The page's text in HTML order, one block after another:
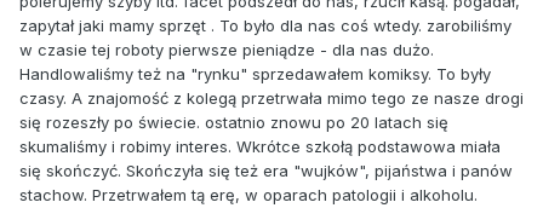
zapytał jaki mamy sprzęt . To było dla nas coś wtedy. zarobiliśmy
w czasie tej roboty pierwsze pieniądze - dla nas dużo.
Handlowaliśmy też na "rynku" sprzedawałem komiksy. To były
czasy. A znajomość z kolegą przetrwała mimo tego ze nasze drogi
się rozeszły po świecie. ostatnio znowu po 20 latach się
skumaliśmy i robimy interes. Wkrótce szkołą podstawowa miała
się skończyć. Skończyła się też era "wujków", pijaństwa i panów
stachow. Przetrwałem tą erę, w oparach patologii i alkoholu.